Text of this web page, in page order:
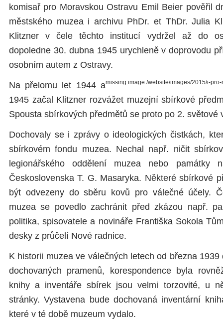
komisař pro Moravskou Ostravu Emil Beier pověřil
městského muzea i archivu PhDr. et ThDr. Julia
Klitzner v čele těchto institucí vydržel až do
dopoledne 30. dubna 1945 urychleně v doprovodu
osobním autem z Ostravy.
missing image /website/images/2015/i-
Na přelomu let 1944 a
1945 začal Klitzner rozvážet muzejní sbírkové
Spousta sbírkových předmětů se proto po 2. světové
Dochovaly se i zprávy o ideologických čistkách,
sbírkovém fondu muzea. Nechal např. ničit
legionářského oddělení muzea nebo památky
Československa T. G. Masaryka. Některé sbírkové
být odvezeny do sběru kovů pro válečné účely.
muzea se povedlo zachránit před zkázou např.
politika, spisovatele a novináře Františka Sokola
desky z průčelí Nové radnice.
K historii muzea ve válečných letech od března
dochovaných pramenů, korespondence byla
knihy a inventáře sbírek jsou velmi torzovité, u
stránky. Vystavena bude dochovaná inventární
které v té době muzeum vydalo.